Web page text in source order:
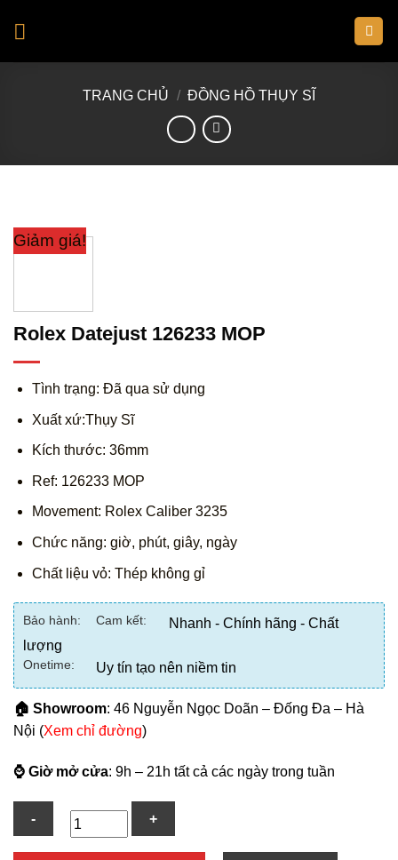
TRANG CHỦ / ĐỒNG HỒ THỤY SĨ
Giảm giá!
Rolex Datejust 126233 MOP
Tình trạng: Đã qua sử dụng
Xuất xứ:Thụy Sĩ
Kích thước: 36mm
Ref: 126233 MOP
Movement: Rolex Caliber 3235
Chức năng: giờ, phút, giây, ngày
Chất liệu vỏ: Thép không gỉ
Bảo hành: Cam kết:
Nhanh - Chính hãng - Chất
lượng
Onetime: Uy tín tạo nên niềm tin
🏠 Showroom: 46 Nguyễn Ngọc Doãn – Đống Đa – Hà
Nội (Xem chỉ đường)
⌚ Giờ mở cửa: 9h – 21h tất cả các ngày trong tuần